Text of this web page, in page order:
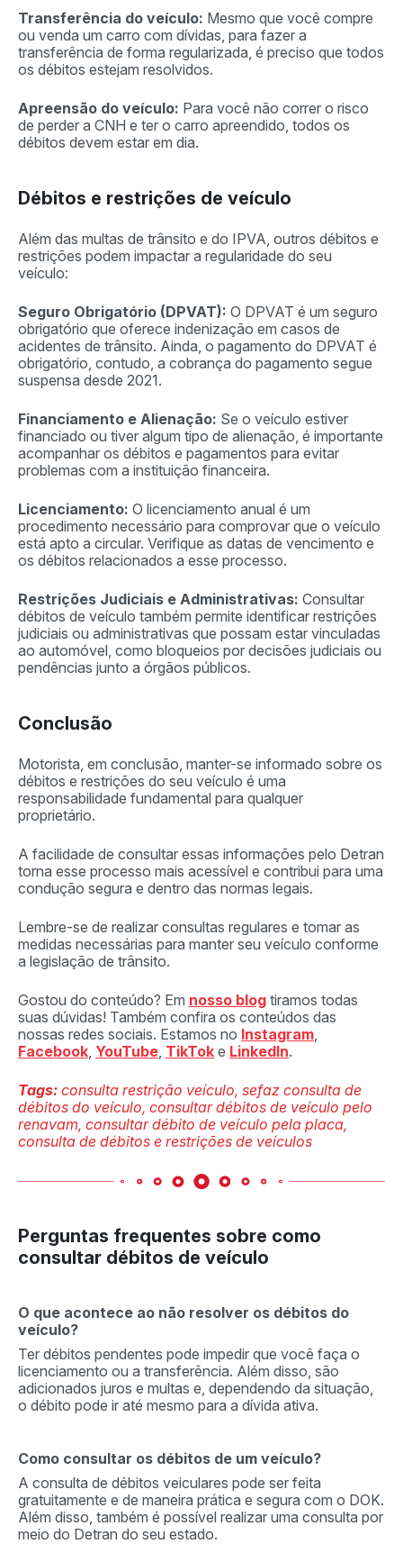
Transferência do veículo: Mesmo que você compre
ou venda um carro com dívidas, para fazer a
transferência de forma regularizada, é preciso que todos
os débitos estejam resolvidos.
Apreensão do veículo: Para você não correr o risco
de perder a CNH e ter o carro apreendido, todos os
débitos devem estar em dia.
Débitos e restrições de veículo
Além das multas de trânsito e do IPVA, outros débitos e
restrições podem impactar a regularidade do seu
veículo:
Seguro Obrigatório (DPVAT): O DPVAT é um seguro
obrigatório que oferece indenização em casos de
acidentes de trânsito. Ainda, o pagamento do DPVAT é
obrigatório, contudo, a cobrança do pagamento segue
suspensa desde 2021.
Financiamento e Alienação: Se o veículo estiver
financiado ou tiver algum tipo de alienação, é importante
acompanhar os débitos e pagamentos para evitar
problemas com a instituição financeira.
Licenciamento: O licenciamento anual é um
procedimento necessário para comprovar que o veículo
está apto a circular. Verifique as datas de vencimento e
os débitos relacionados a esse processo.
Restrições Judiciais e Administrativas: Consultar
débitos de veículo também permite identificar restrições
judiciais ou administrativas que possam estar vinculadas
ao automóvel, como bloqueios por decisões judiciais ou
pendências junto a órgãos públicos.
Conclusão
Motorista, em conclusão, manter-se informado sobre os
débitos e restrições do seu veículo é uma
responsabilidade fundamental para qualquer
proprietário.
A facilidade de consultar essas informações pelo Detran
torna esse processo mais acessível e contribui para uma
condução segura e dentro das normas legais.
Lembre-se de realizar consultas regulares e tomar as
medidas necessárias para manter seu veículo conforme
a legislação de trânsito.
Gostou do conteúdo? Em nosso blog tiramos todas
suas dúvidas! Também confira os conteúdos das
nossas redes sociais. Estamos no Instagram
Facebook YouTube TikTok e LinkedIn.
Tags: consulta restrição veículo, sefaz consulta de
débitos do veículo, consultar débitos de veículo pelo
renavam, consultar débito de veículo pela placa,
consulta de débitos e restrições de veículos
Perguntas frequentes sobre como
consultar débitos de veículo
O que acontece ao não resolver os débitos do
veículo?
Ter débitos pendentes pode impedir que você faça o
licenciamento ou a transferência. Além disso, são
adicionados juros e multas e, dependendo da situação,
o débito pode ir até mesmo para a dívida ativa.
Como consultar os débitos de um veículo?
A consulta de débitos veiculares pode ser feita
gratuitamente e de maneira prática e segura com o DOK.
Além disso, também é possível realizar uma consulta por
meio do Detran do seu estado.